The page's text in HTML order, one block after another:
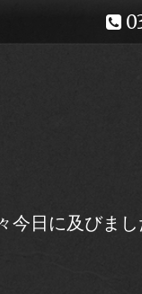
日に及びまし